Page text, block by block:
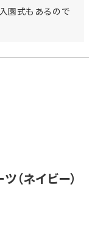
園式もあるので
（ネイビー）